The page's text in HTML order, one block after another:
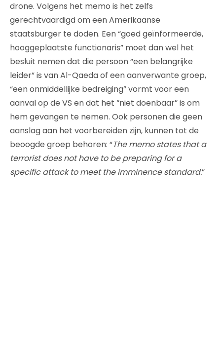
drone. Volgens het memo is het zelfs
gerechtvaardigd om een Amerikaanse
staatsburger te doden. Een “goed geïnformeerde,
hooggeplaatste functionaris” moet dan wel het
besluit nemen dat die persoon “een belangrijke
leider” is van Al-Qaeda of een aanverwante groep,
“een onmiddellijke bedreiging” vormt voor een
aanval op de VS en dat het “niet doenbaar” is om
hem gevangen te nemen. Ook personen die geen
aanslag aan het voorbereiden zijn, kunnen tot de
beoogde groep behoren: “The memo states that a
terrorist does not have to be preparing for a
specific attack to meet the imminence standard.”